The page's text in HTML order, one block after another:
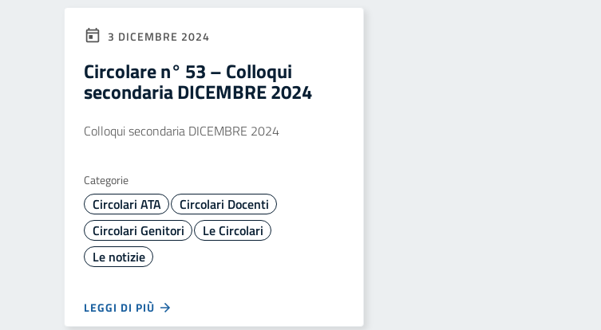
3 DICEMBRE 2024
Circolare n° 53 – Colloqui
secondaria DICEMBRE 2024
Colloqui secondaria DICEMBRE 2024
Categorie
Circolari ATA
Circolari Docenti
Circolari Genitori
Le Circolari
Le notizie
LEGGI DI PIÙ